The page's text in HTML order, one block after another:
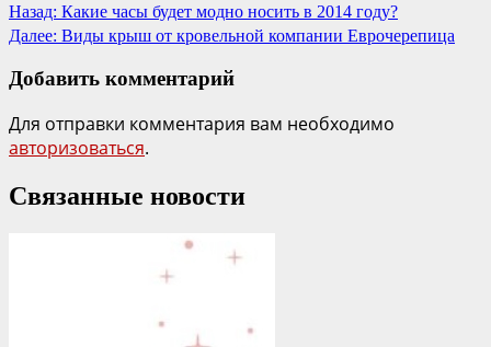
Назад: Какие часы будет модно носить в 2014 году?
Далее: Виды крыш от кровельной компании Еврочерепица
Добавить комментарий
Для отправки комментария вам необходимо
авторизоваться.
Связанные новости